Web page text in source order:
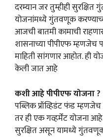
दरम्यान जर तुम्हीही
योजनांमध्ये गुंतवणूक
आजची बातमी कामाची
शासनाच्या पीपीएफ म्हणजेच
माहिती सांगणार आहोत. ही
केली जात आहे
कशी आहे पीपीएफ योजना ?
पब्लिक प्रॉव्हिडंट फंड
तर ही एक गव्हर्मेंट योजना
सुरक्षित असून यामध्ये